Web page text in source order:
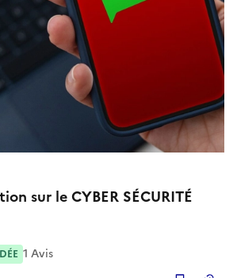
sur le CYBER SÉCURITÉ
1 Avis